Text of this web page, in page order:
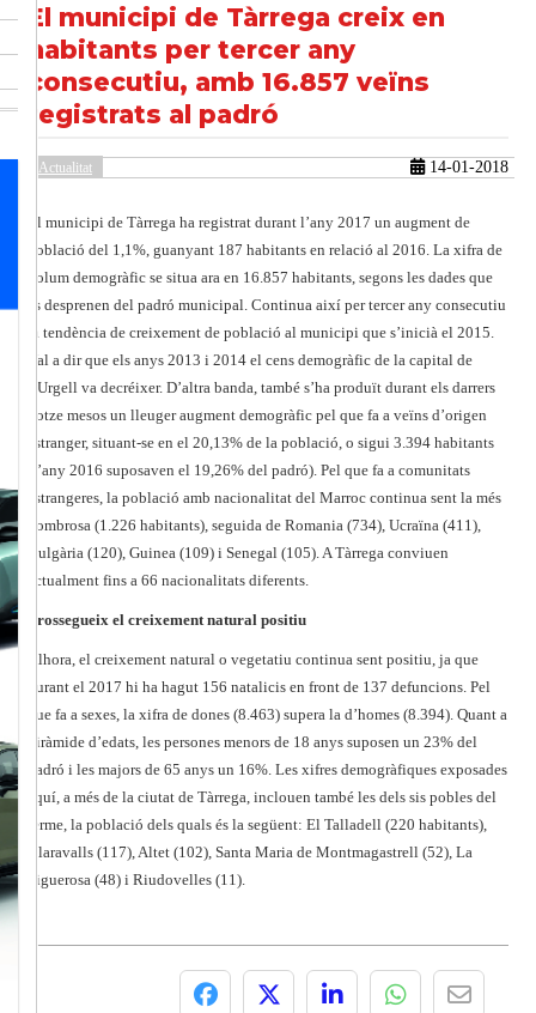
El municipi de Tàrrega creix en
habitants per tercer any
consecutiu, amb 16.857 veïns
registrats al padró
Actualitat 14-01-2018
El municipi de Tàrrega ha registrat durant l’any 2017 un augment de
població del 1,1%, guanyant 187 habitants en relació al 2016. La xifra de
volum demogràfic se situa ara en 16.857 habitants, segons les dades que
es desprenen del padró municipal. Continua així per tercer any consecutiu
la tendència de creixement de població al municipi que s’inicià el 2015.
Val a dir que els anys 2013 i 2014 el cens demogràfic de la capital de
l’Urgell va decréixer. D’altra banda, també s’ha produït durant els darrers
dotze mesos un lleuger augment demogràfic pel que fa a veïns d’origen
estranger, situant-se en el 20,13% de la població, o sigui 3.394 habitants
(l’any 2016 suposaven el 19,26% del padró). Pel que fa a comunitats
estrangeres, la població amb nacionalitat del Marroc continua sent la més
nombrosa (1.226 habitants), seguida de Romania (734), Ucraïna (411),
Bulgària (120), Guinea (109) i Senegal (105). A Tàrrega conviuen
actualment fins a 66 nacionalitats diferents.
Prossegueix el creixement natural positiu
Alhora, el creixement natural o vegetatiu continua sent positiu, ja que
durant el 2017 hi ha hagut 156 natalicis en front de 137 defuncions. Pel
que fa a sexes, la xifra de dones (8.463) supera la d’homes (8.394). Quant a
piràmide d’edats, les persones menors de 18 anys suposen un 23% del
padró i les majors de 65 anys un 16%. Les xifres demogràfiques exposades
aquí, a més de la ciutat de Tàrrega, inclouen també les dels sis pobles del
terme, la població dels quals és la següent: El Talladell (220 habitants),
Claravalls (117), Altet (102), Santa Maria de Montmagastrell (52), La
Figuerosa (48) i Riudovelles (11).